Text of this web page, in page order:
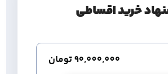
خرید اقساطی
90,000,000 تومان